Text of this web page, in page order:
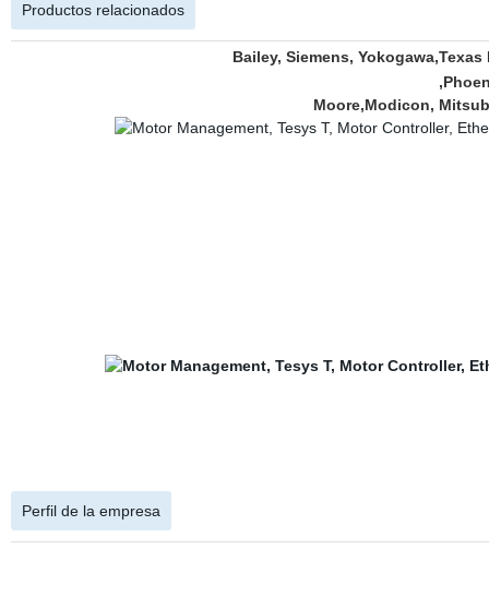
Productos relacionados
Bailey, Siemens,
Moore,Modicon,
Perfil de la empresa